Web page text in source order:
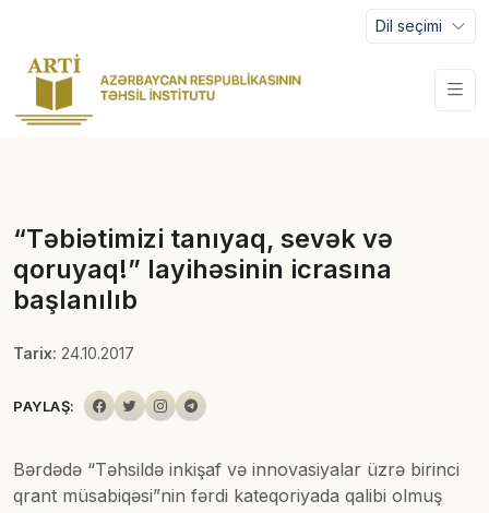
Dil seçimi
“Təbiətimizi tanıyaq, sevək və
qoruyaq!” layihəsinin icrasına
başlanılıb
Tarix: 24.10.2017
PAYLAŞ:
Bərdədə “Təhsildə inkişaf və innovasiyalar üzrə birinci
qrant müsabiqəsi”nin fərdi kateqoriyada qalibi olmuş